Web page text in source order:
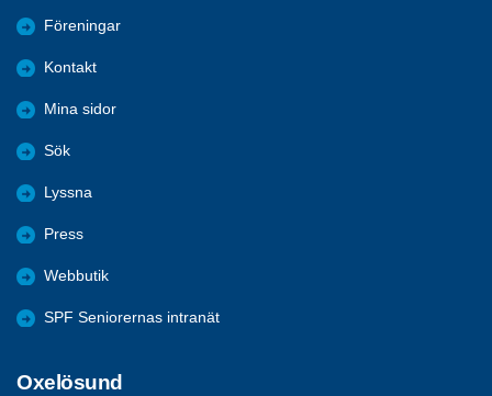
Föreningar
Kontakt
Mina sidor
Sök
Lyssna
Press
Webbutik
SPF Seniorernas intranät
Oxelösund